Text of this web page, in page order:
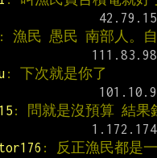
: 漁民 愚民 南部人。
: 下次就是你了
: 問就是沒預算 結果
: 反正漁民都是